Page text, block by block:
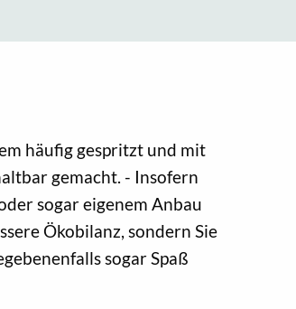
häufig gespritzt und mit
gemacht. - Insofern
sogar eigenem Anbau
Ökobilanz, sondern Sie
sogar Spaß